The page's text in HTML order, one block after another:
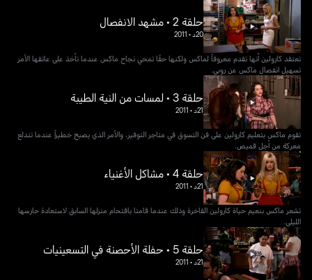
حلقة 2 • مشهد الانفصال
20د •
2011
تعتقد كارولين أنها تقدم معروفاً لماكس ولكنها حقًا تمحي نجاح ماكس عندما تأخذ على عاتقها الأمر
تسهيل انفصال ماكس عن روبي.
حلقة 3 • لمسات من النية الطيبة
21د •
2011
تقوم ماكس بتعليم كارولين على فن التسوق في متاجر التوفير، والأمر الذي يصبح خطيراً عندما تندلع
معركة من أجل قميص.
حلقة 4 • مشاكل الأغنياء
21د •
2011
تشعر ماكس بنعيم حياة كارولين الفاخرة وذلك عندما قامتا باقتحام منزلها السابق لاستعادة حارسها
الليلي.
حلقة 5 • حفلة الأحصنة في التسعينيات
21د •
2011